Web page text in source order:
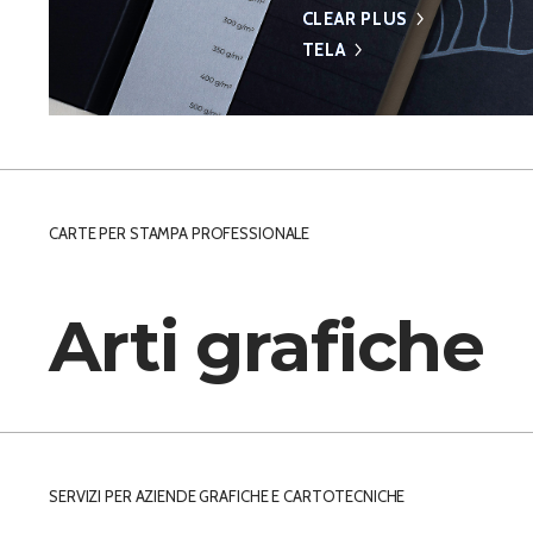
CLEAR PLUS
CLEAR PLUS
TELA
TELA
CARTE PER STAMPA PROFESSIONALE
Arti grafiche
SERVIZI PER AZIENDE GRAFICHE E CARTOTECNICHE